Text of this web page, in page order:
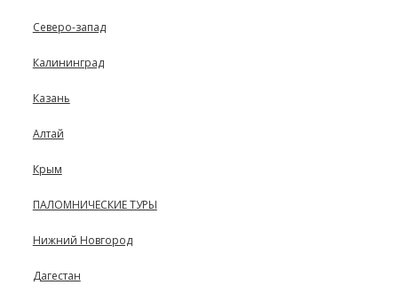
Северо-запад
Калининград
Казань
Алтай
Крым
ПАЛОМНИЧЕСКИЕ ТУРЫ
Нижний Новгород
Дагестан